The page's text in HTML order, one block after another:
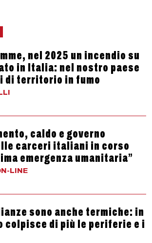
nel 2025 un incendio su
in Italia: nel nostro paese
di territorio in fumo
caldo e governo
carceri italiani in corso
emergenza umanitaria”
LINE
sono anche termiche: in
colpisce di più le periferie e i